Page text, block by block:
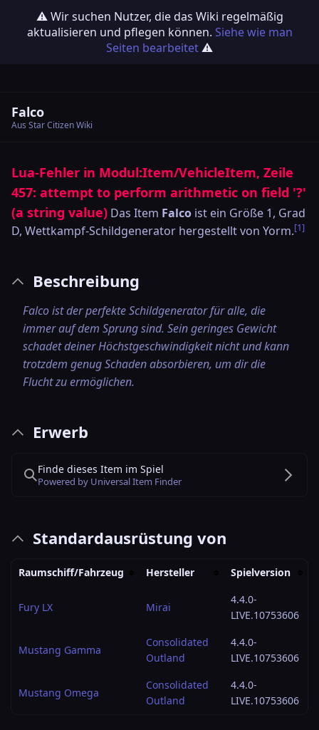
⚠️ Wir suchen Nutzer, die das Wiki regelmäßig
aktualisieren und pflegen können. Siehe wie man
Seiten bearbeitet⚠️
Falco
Aus Star Citizen Wiki
Lua-Fehler in Modul:Item/VehicleItem, Zeile
457: attempt to perform arithmetic on field '?'
(a string value) Das Item Falco ist ein Größe 1, Grad
D, Wettkampf-Schildgenerator hergestellt von Yorm.[1]
Beschreibung
Falco ist der perfekte Schildgenerator für alle, die
immer auf dem Sprung sind. Sein geringes Gewicht
schadet deiner Höchstgeschwindigkeit nicht und kann
trotzdem genug Schaden absorbieren, um dir die
Flucht zu ermöglichen.
Erwerb
Finde dieses Item im Spiel
Powered by Universal Item Finder
Standardausrüstung von
Raumschiff/Fahrzeug Hersteller Spielversion
Fury LX Mirai
4.4.0-
LIVE.10753606
Mustang Gamma
Consolidated
Outland
4.4.0-
LIVE.10753606
Mustang Omega
Consolidated
Outland
4.4.0-
LIVE.10753606